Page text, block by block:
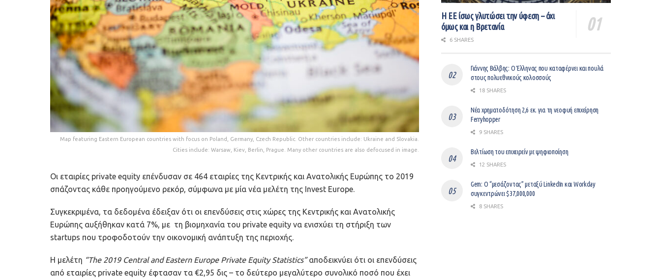
Map featuring Eastern European countries with focus on Poland, Germany, Czech Republic. Other countries include: Ukraine and Slovakia.
Cities include: Warsaw, Kiev, Berlin, Prague. Many other countries are also defocused in image.
Οι εταιρίες private equity επένδυσαν σε 464 εταιρίες της Κεντρικής και Ανατολικής Ευρώπης το 2019
σπάζοντας κάθε προηγούμενο ρεκόρ, σύμφωνα με μία νέα μελέτη της Invest Europe.
Συγκεκριμένα, τα δεδομένα έδειξαν ότι οι επενδύσεις στις χώρες της Κεντρικής και Ανατολικής
Ευρώπης αυξήθηκαν κατά 7%, με τη βιομηχανία του private equity να ενισχύει τη στήριξη των
startups που τροφοδοτούν την οικονομική ανάπτυξη της περιοχής.
Η μελέτη “The 2019 Central and Eastern Europe Private Equity Statistics”αποδεικνύει ότι οι επενδύσεις
από εταιρίες private equity έφτασαν τα €2,95 δις – το δεύτερο μεγαλύτερο συνολικό ποσό που έχει
Η ΕΕ ίσως γλυτώσει την ύφεση – όχι
όμως και η Βρετανία
6 SHARES
Γιάννης Βάλβης: O Έλληνας που καταφέρνει και πουλά
στους πολυεθνικούς κολοσσούς
18 SHARES
Νέα χρηματοδότηση 2,6 εκ. για τη νεοφυή επιχείρηση
Ferryhopper
9 SHARES
Βελτίωση του επιχειρείν με ψηφιοποίηση
12 SHARES
Gem: Ο “μεσάζοντας” μεταξύ LinkedIn και Workday
συγκεντρώνει $37,000,000
8 SHARES